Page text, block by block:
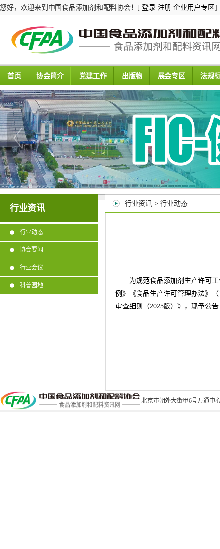
您好，欢迎来到中国食品添加剂和配料协会！[ 登录 注册 企业用户专区]
首页 协会简介 党建工作 出版物 展会专区 法规
行业资讯
行业动态
协会要闻
行业会议
科普园地
行业资讯 > 行业动态
为规范食品添加剂生产许可
例》《食品生产许可管理办法》
审查细则（2025版）》，现予公
北京市朝外大街甲6号万通中